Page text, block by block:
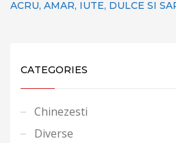
ACRU, AMAR, IUTE, DULCE SI
CATEGORIES
Chinezesti
Diverse